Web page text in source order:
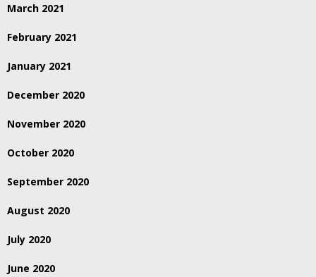
March 2021
February 2021
January 2021
December 2020
November 2020
October 2020
September 2020
August 2020
July 2020
June 2020